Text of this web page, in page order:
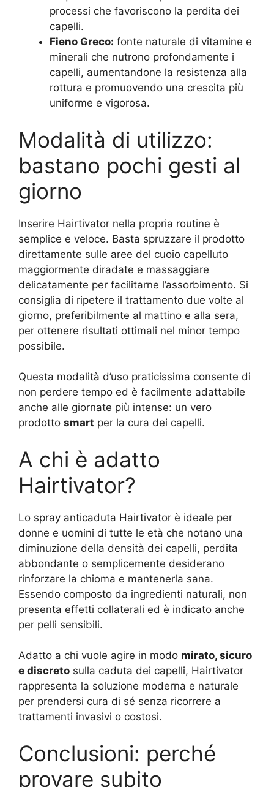
processi che favoriscono la perdita dei
capelli.
Fieno Greco: fonte naturale di vitamine e
minerali che nutrono profondamente i
capelli, aumentandone la resistenza alla
rottura e promuovendo una crescita più
uniforme e vigorosa.
Modalità di utilizzo:
bastano pochi gesti al
giorno
Inserire Hairtivator nella propria routine è
semplice e veloce. Basta spruzzare il prodotto
direttamente sulle aree del cuoio capelluto
maggiormente diradate e massaggiare
delicatamente per facilitarne l’assorbimento. Si
consiglia di ripetere il trattamento due volte al
giorno, preferibilmente al mattino e alla sera,
per ottenere risultati ottimali nel minor tempo
possibile.
Questa modalità d’uso praticissima consente di
non perdere tempo ed è facilmente adattabile
anche alle giornate più intense: un vero
prodotto smart per la cura dei capelli.
A chi è adatto
Hairtivator?
Lo spray anticaduta Hairtivator è ideale per
donne e uomini di tutte le età che notano una
diminuzione della densità dei capelli, perdita
abbondante o semplicemente desiderano
rinforzare la chioma e mantenerla sana.
Essendo composto da ingredienti naturali, non
presenta effetti collaterali ed è indicato anche
per pelli sensibili.
Adatto a chi vuole agire in modo mirato, sicuro
e discreto sulla caduta dei capelli, Hairtivator
rappresenta la soluzione moderna e naturale
per prendersi cura di sé senza ricorrere a
trattamenti invasivi o costosi.
Conclusioni: perché
provare subito